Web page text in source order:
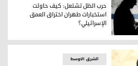
استخبارات طهران اختراق العمق
حرب الظل تشتعل: كيف حاولت
استخبارات طهران اختراق العمق
الإسرائيلي؟
الشرق الاوسط